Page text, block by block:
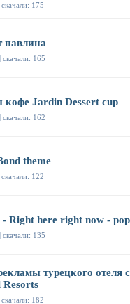
175
павлина
скачали: 165
кофе Jardin Dessert cup
скачали: 162
theme
122
Right here right now -
скачали: 135
турецкого отеля
182